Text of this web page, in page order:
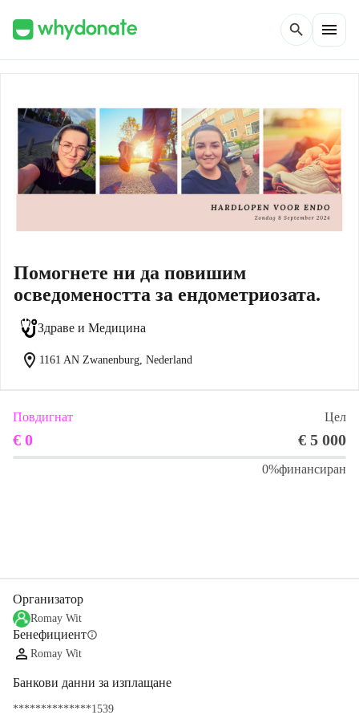
search menu
Помогнете ни да повишим
осведомеността за ендометриозата.
Здраве и Медицина
location_on 1161 AN Zwanenburg, Nederland
Повдигнат Цел
€ 0 € 5 000
0%финансиран
Организатор
Romay Wit
Бенефициентinfo
Romay Wit
Банкови данни за изплащане
**************1539